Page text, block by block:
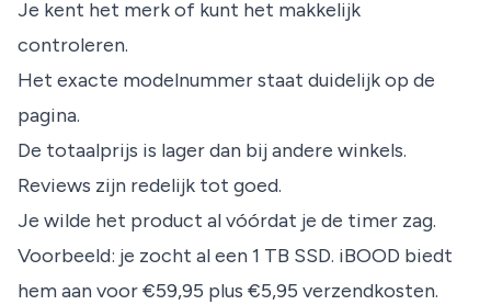
Je kent het merk of kunt het makkelijk
controleren.
Het exacte modelnummer staat duidelijk op de
pagina.
De totaalprijs is lager dan bij andere winkels.
Reviews zijn redelijk tot goed.
Je wilde het product al vóórdat je de timer zag.
Voorbeeld: je zocht al een 1 TB SSD. iBOOD biedt
hem aan voor €59,95 plus €5,95 verzendkosten.